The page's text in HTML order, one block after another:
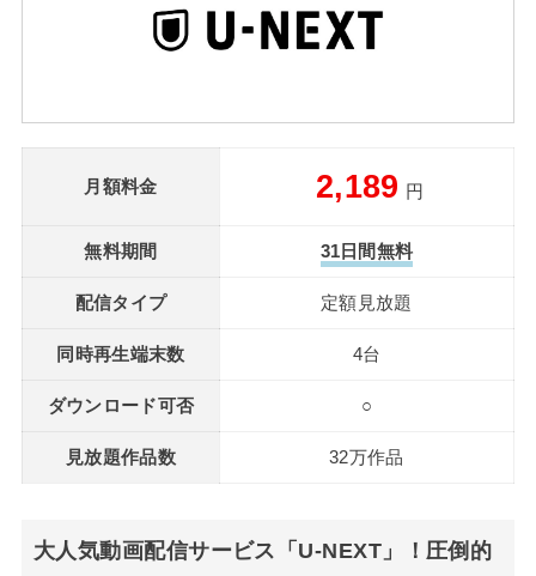
月額料金 2,189 円
無料期間 31日間無料
配信タイプ 定額見放題
同時再生端末数 4台
ダウンロード可否 ○
見放題作品数 32万作品
大人気動画配信サービス「U-NEXT」！圧倒的